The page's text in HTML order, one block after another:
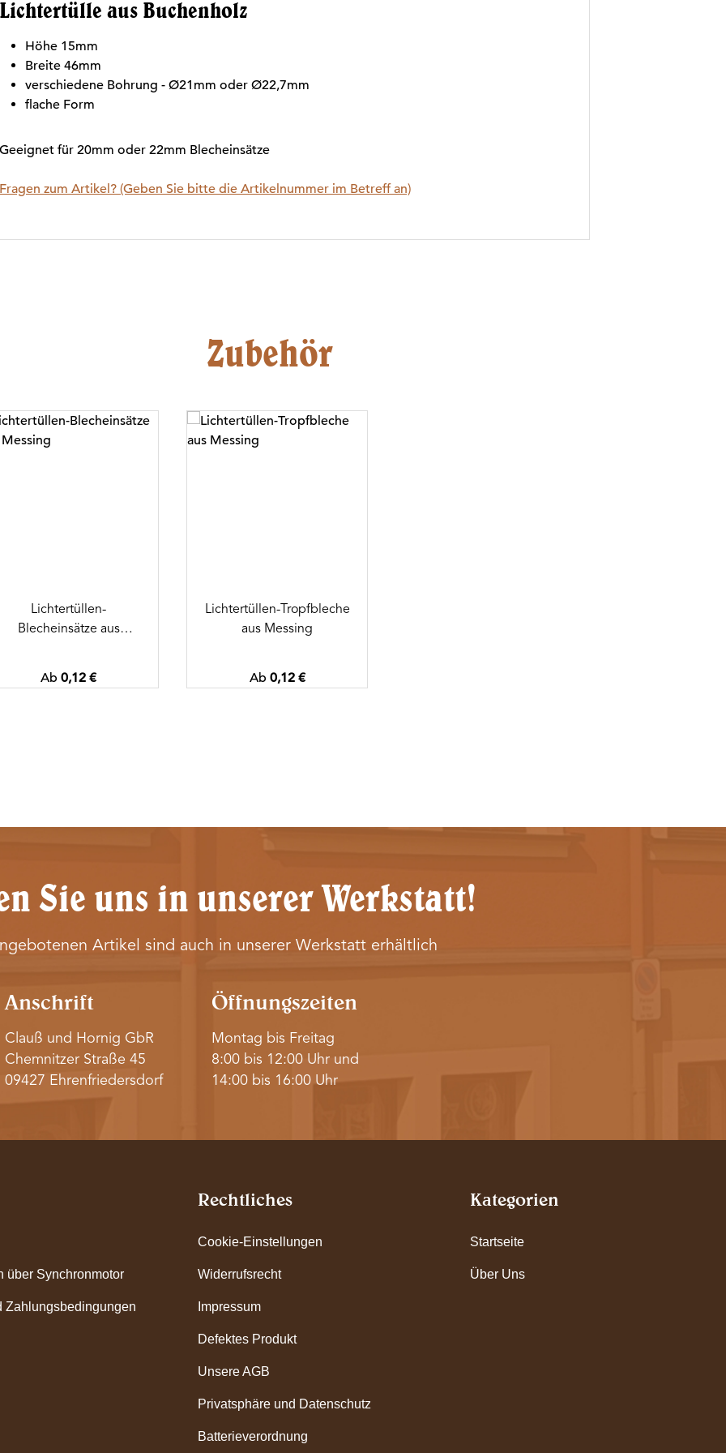
Lichtertülle aus Buchenholz
Höhe 15mm
Breite 46mm
verschiedene Bohrung - Ø21mm oder Ø22,7mm
flache Form
Geeignet für 20mm oder 22mm Blecheinsätze
Fragen zum Artikel? (Geben Sie bitte die Artikelnummer im Betreff an)
Zubehör
Lichtertüllen-
Blecheinsätze aus
Regulärer Preis:
Ab0,12 €
Lichtertüllen-Tropfbleche
aus Messing
Regulärer Preis:
Ab 0,12 €
Sie uns in unserer Werkstatt!
Artikel sind auch in unserer Werkstatt erhältlich
Anschrift
Clauß und Hornig GbR
Chemnitzer Straße 45
09427 Ehrenfriedersdorf
Öffnungszeiten
Montag bis Freitag
8:00 bis 12:00 Uhr und
14:00 bis 16:00 Uhr
über Synchronmotor
Zahlungsbedingungen
Rechtliches
Cookie-Einstellungen
Widerrufsrecht
Impressum
Defektes Produkt
Unsere AGB
Privatsphäre und Datenschutz
Batterieverordnung
Kategorien
Startseite
Über Uns